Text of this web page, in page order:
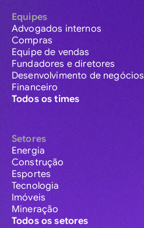
Equipes
Advogados internos
Compras
Equipe de vendas
Fundadores e diretores
Desenvolvimento de negócios
Financeiro
Todos os times
Setores
Energia
Construção
Esportes
Tecnologia
Imóveis
Mineração
Todos os setores